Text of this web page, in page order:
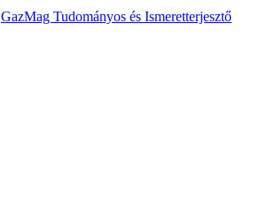
GazMag Tudományos és Ismeretterjesztő